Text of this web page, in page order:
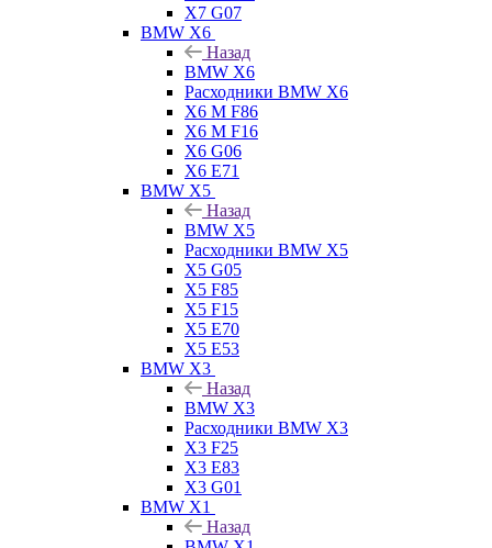
X7 G07
BMW X6
Назад
BMW X6
Расходники BMW X6
X6 M F86
X6 M F16
X6 G06
X6 E71
BMW X5
Назад
BMW X5
Расходники BMW X5
X5 G05
X5 F85
X5 F15
X5 E70
X5 E53
BMW X3
Назад
BMW X3
Расходники BMW X3
X3 F25
X3 E83
X3 G01
BMW X1
Назад